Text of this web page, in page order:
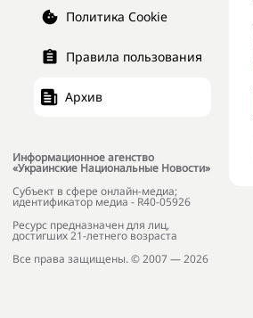
Политика Cookie
Правила пользования
Архив
Информационное агенство
«Украинские Национальные Новости»
Субъект в сфере онлайн-медиа;
идентификатор медиа - R40-05926
Ресурс предназначен для лиц,
достигших 21-летнего возраста
Все права защищены. © 2007 — 2026